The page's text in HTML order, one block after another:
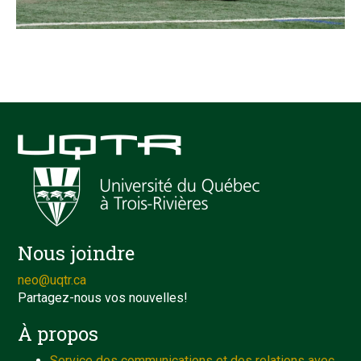
Nous joindre
neo@uqtr.ca
Partagez-nous vos nouvelles!
À propos